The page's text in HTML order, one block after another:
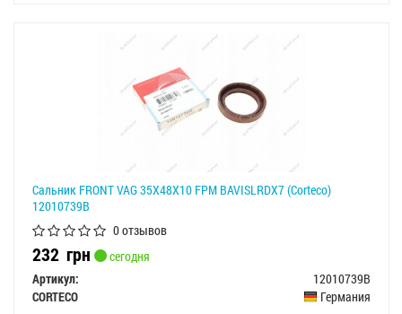
Сальник FRONT VAG 35X48X10 FPM BAVISLRDX7 (Corteco)
12010739B
0 отзывов
232 грн
сегодня
Артикул:
12010739B
CORTECO
Германия